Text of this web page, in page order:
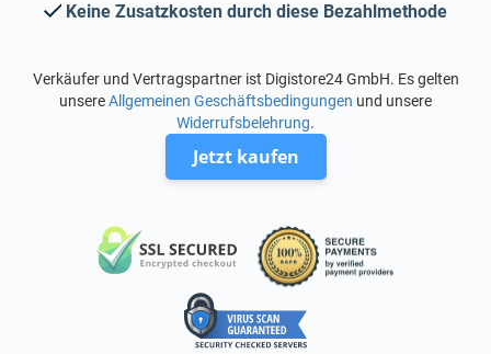
Keine Zusatzkosten durch diese Bezahlmethode
Verkäufer und Vertragspartner ist Digistore24 GmbH. Es gelten
unsereAllgemeinen Geschäftsbedingungen und unsere
Widerrufsbelehrung.
Jetzt kaufen